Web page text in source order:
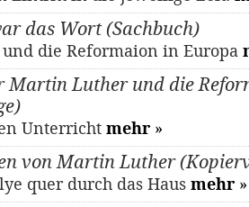
das Wort (Sachbuch)
die Reformaion in Europa
Martin Luther und die
Unterricht mehr »
von Martin Luther
quer durch das Haus mehr »